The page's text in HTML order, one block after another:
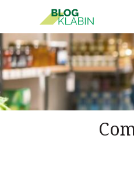
Pular para o Conteúdo